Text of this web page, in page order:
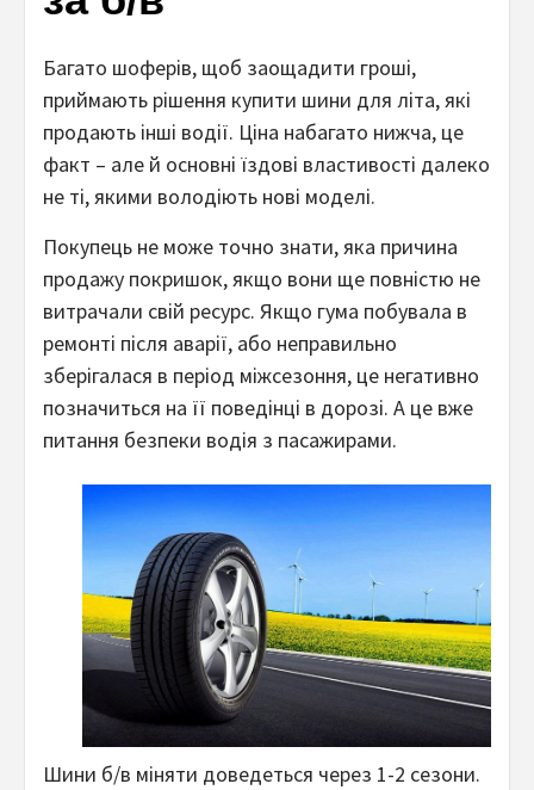
Багато шоферів, щоб заощадити гроші,
приймають рішення купити шини для літа, які
продають інші водії. Ціна набагато нижча, це
факт – але й основні їздові властивості далеко
не ті, якими володіють нові моделі.
Покупець не може точно знати, яка причина
продажу покришок, якщо вони ще повністю не
витрачали свій ресурс. Якщо гума побувала в
ремонті після аварії, або неправильно
зберігалася в період міжсезоння, це негативно
позначиться на її поведінці в дорозі. А це вже
питання безпеки водія з пасажирами.
Шини б/в міняти доведеться через 1-2 сезони.